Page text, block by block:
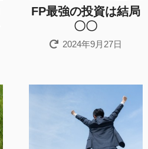
FP最強の投資は結局
〇〇
2024年9月27日